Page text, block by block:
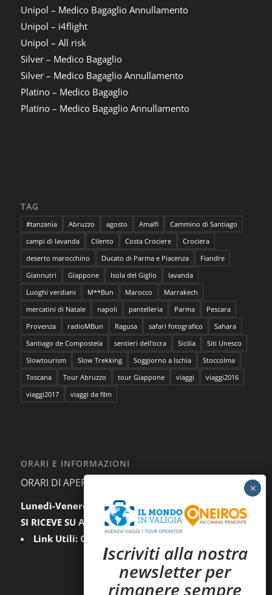
Unipol – Medico Bagaglio Annullamento
Unipol – i4flight
Unipol – All risk
Silver – Medico Bagaglio
Silver – Medico Bagaglio Annullamento
Platino – Medico Bagaglio
Platino – Medico Bagaglio Annullamento
TAG
#tanzania Abruzzo agosto Amalfi
Cammino di Santiago
campi di lavanda
Cilento Costa Crociere
Crociera
deserto marocchino
Ducato di Parma e Piacenza
Fiandre
Giannutri
Giappone Isola del Giglio
lavanda
Luoghi verdiani
M**Bun Marocco
Marrakech
mercatini di Natale
napoli pantelleria Parma
Pescara
Provenza
radioMBun Ragusa safari fotografico
Sahara
Santiago de Compostela
sentieri dell'ocra Sicilia
Siti Unesco
Slowtourism
Slow Trekking Soggiorno a Ischia
Stoccolma
Toscana
Tour Abruzzo tour Giappone viaggi
viaggi2016
viaggi2017
viaggi da film
ORARI E INFORMAZIONI
ORARI DI APERTURA AL PUBBLICO:
Lunedì-Venerdì:
9.30-12.30 / 15.00-18.00
SI RICEVE SU APPUNTAMENTO
Link Utili: Condizioni Generali
Iscriviti alla nostra
newsletter per
rimanere sempre